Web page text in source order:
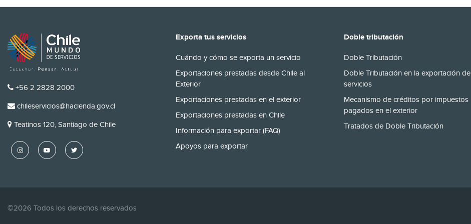
TELÉFONO
+56 2 2828 2000
EMAIL
chileservicios@hacienda.gov.cl
DIRECCIÓN
Teatinos 120, Santiago de Chile
Exporta tus servicios
Cuándo y cómo se exporta un servicio
Exportaciones prestadas desde Chile al
Exterior
Exportaciones prestadas en el exterior
Exportaciones prestadas en Chile
Información para exportar (FAQ)
Apoyos para exportar
Doble tributación
Doble Tributación
Doble Tributación en la exportación de
servicios
Mecanismo de créditos por impuestos
pagados en el exterior
Tratados de Doble Tributación
©2026 Todos los derechos reservados